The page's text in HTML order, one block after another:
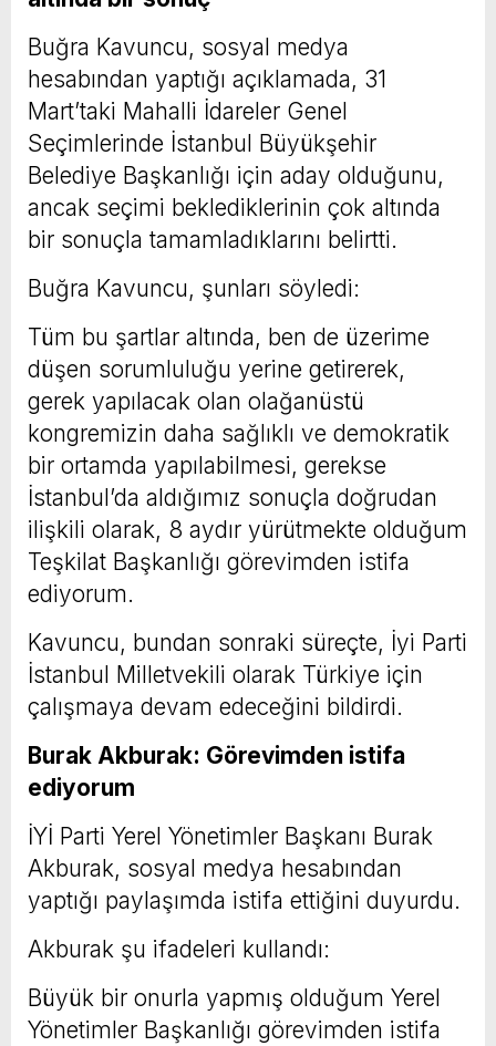
Buğra Kavuncu, sosyal medya
hesabından yaptığı açıklamada, 31
Mart’taki Mahalli İdareler Genel
Seçimlerinde İstanbul Büyükşehir
Belediye Başkanlığı için aday olduğunu,
ancak seçimi beklediklerinin çok altında
bir sonuçla tamamladıklarını belirtti.
Buğra Kavuncu, şunları söyledi:
Tüm bu şartlar altında, ben de üzerime
düşen sorumluluğu yerine getirerek,
gerek yapılacak olan olağanüstü
kongremizin daha sağlıklı ve demokratik
bir ortamda yapılabilmesi, gerekse
İstanbul’da aldığımız sonuçla doğrudan
ilişkili olarak, 8 aydır yürütmekte olduğum
Teşkilat Başkanlığı görevimden istifa
ediyorum.
Kavuncu, bundan sonraki süreçte, İyi Parti
İstanbul Milletvekili olarak Türkiye için
çalışmaya devam edeceğini bildirdi.
Burak Akburak: Görevimden istifa
ediyorum
İYİ Parti Yerel Yönetimler Başkanı Burak
Akburak, sosyal medya hesabından
yaptığı paylaşımda istifa ettiğini duyurdu.
Akburak şu ifadeleri kullandı:
Büyük bir onurla yapmış olduğum Yerel
Yönetimler Başkanlığı görevimden istifa